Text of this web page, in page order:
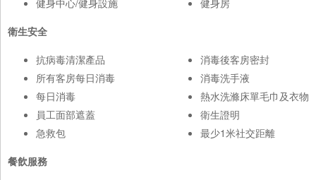
健身中心/健身設施
健身房
衛生安全
抗病毒清潔產品
所有客房每日消毒
每日消毒
員工面部遮蓋
急救包
消毒後客房密封
消毒洗手液
熱水洗滌床單毛巾及衣物
衛生證明
最少1米社交距離
餐飲服務